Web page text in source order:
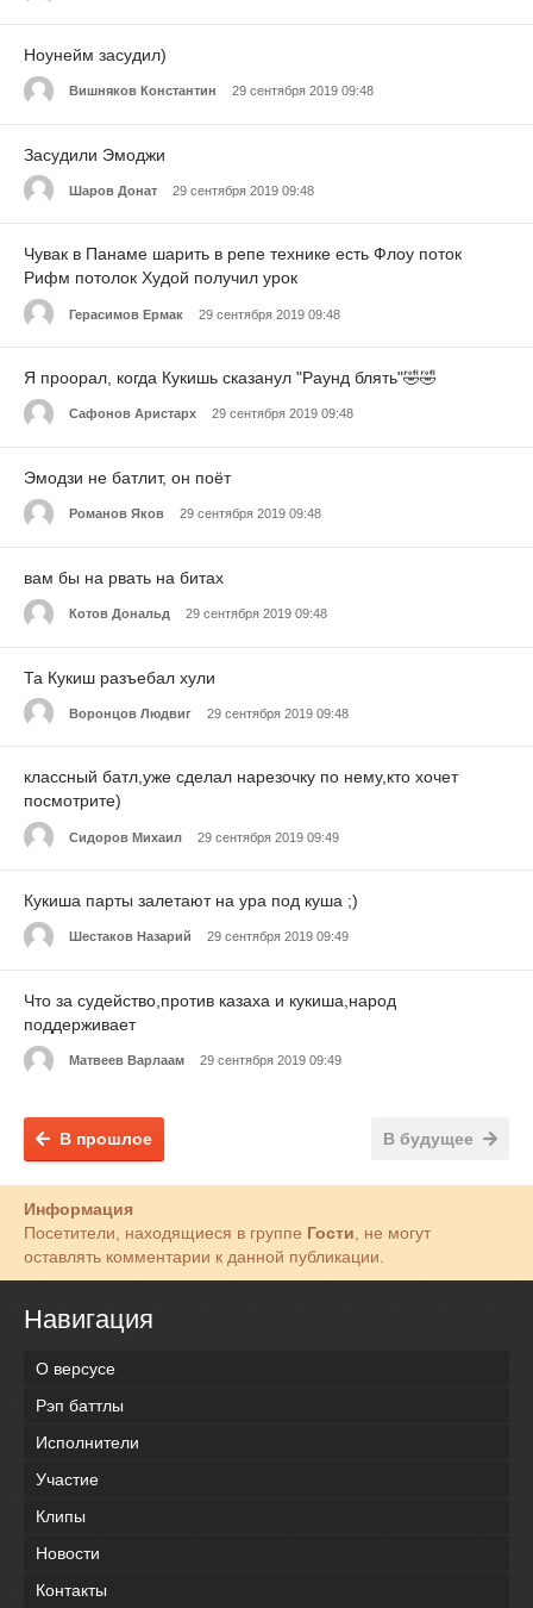
Ноунейм засудил)
Вишняков Константин 29 сентября 2019 09:48
Засудили Эмоджи
Шаров Донат 29 сентября 2019 09:48
Чувак в Панаме шарить в репе технике есть Флоу поток
Рифм потолок Худой получил урок
Герасимов Ермак 29 сентября 2019 09:48
Я проорал, когда Кукишь сказанул "Раунд блять"🤣🤣
Сафонов Аристарх 29 сентября 2019 09:48
Эмодзи не батлит, он поёт
Романов Яков 29 сентября 2019 09:48
вам бы на рвать на битах
Котов Дональд 29 сентября 2019 09:48
Та Кукиш разъебал хули
Воронцов Людвиг 29 сентября 2019 09:48
классный батл,уже сделал нарезочку по нему,кто хочет
посмотрите)
Сидоров Михаил 29 сентября 2019 09:49
Кукиша парты залетают на ура под куша ;)
Шестаков Назарий 29 сентября 2019 09:49
Что за судейство,против казаха и кукиша,народ
поддерживает
Матвеев Варлаам 29 сентября 2019 09:49
В будущее
В прошлое
Информация
Посетители, находящиеся в группе Гости , не могут
оставлять комментарии к данной публикации.
Навигация
О версусе
Рэп баттлы
Исполнители
Участие
Клипы
Новости
Контакты